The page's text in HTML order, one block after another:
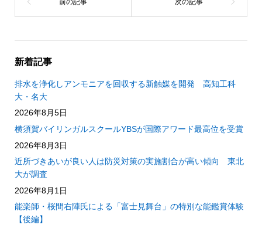
新着記事
排水を浄化しアンモニアを回収する新触媒を開発 高知工科
大・名大
2026年8月5日
横須賀バイリンガルスクールYBSが国際アワード最高位を受賞
2026年8月3日
近所づきあいが良い人は防災対策の実施割合が高い傾向 東北
大が調査
2026年8月1日
能楽師・桜間右陣氏による「富士見舞台」の特別な能鑑賞体験
【後編】